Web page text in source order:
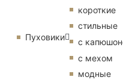
Пуховики
короткие
стильные
с
с мехом
модные